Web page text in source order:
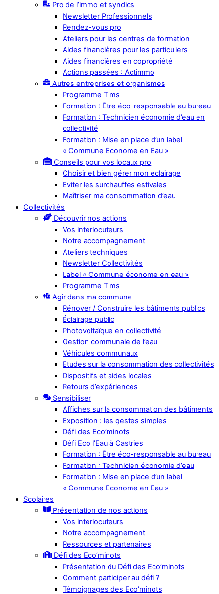
Pro de l’immo et syndics
Newsletter Professionnels
Rendez-vous pro
Ateliers pour les centres de formation
Aides financières pour les particuliers
Aides financières en copropriété
Actions passées : Actimmo
Autres entreprises et organismes
Programme Tims
Formation : Être éco-responsable au bureau
Formation : Technicien économie d’eau en
collectivité
Formation : Mise en place d’un label
« Commune Econome en Eau »
Conseils pour vos locaux pro
Choisir et bien gérer mon éclairage
Eviter les surchauffes estivales
Maîtriser ma consommation d’eau
Collectivités
Découvrir nos actions
Vos interlocuteurs
Notre accompagnement
Ateliers techniques
Newsletter Collectivités
Label « Commune économe en eau »
Programme Tims
Agir dans ma commune
Rénover / Construire les bâtiments publics
Éclairage public
Photovoltaïque en collectivité
Gestion communale de l’eau
Véhicules communaux
Etudes sur la consommation des collectivités
Dispositifs et aides locales
Retours d’expériences
Sensibiliser
Affiches sur la consommation des bâtiments
Exposition : les gestes simples
Défi des Eco’minots
Défi Eco l’Eau à Castries
Formation : Être éco-responsable au bureau
Formation : Technicien économie d’eau
Formation : Mise en place d’un label
« Commune Econome en Eau »
Scolaires
Présentation de nos actions
Vos interlocuteurs
Notre accompagnement
Ressources et partenaires
Défi des Eco’minots
Présentation du Défi des Eco’minots
Comment participer au défi ?
Témoignages des Eco’minots